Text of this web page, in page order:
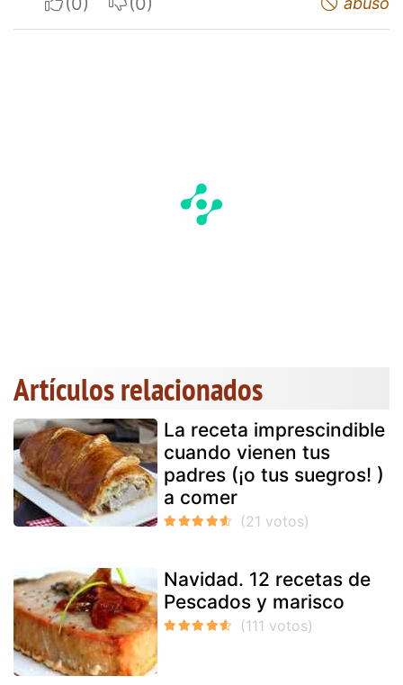
Artículos relacionados
La receta imprescindible
cuando vienen tus
padres (¡o tus suegros! )
a comer
Navidad. 12 recetas de
Pescados y marisco